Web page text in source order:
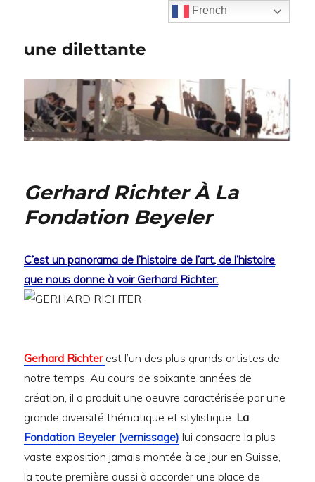
une dilettante
Gerhard Richter À La
Fondation Beyeler
C’est un panorama de l’histoire de l’art, de l’histoire
que nous donne à voir Gerhard Richter.
Gerhard Richter est l’un des plus grands artistes de
notre temps. Au cours de soixante années de
création, il a produit une oeuvre caractérisée par une
grande diversité thématique et stylistique. La
Fondation Beyeler (vernissage) lui consacre la plus
vaste exposition jamais montée à ce jour en Suisse,
la toute première aussi à accorder une place de
French